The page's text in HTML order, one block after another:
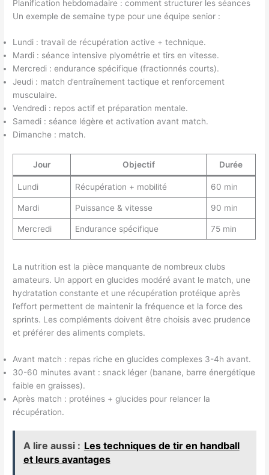
Planification hebdomadaire : comment structurer les séances
Un exemple de semaine type pour une équipe senior :
Lundi : travail de récupération active + technique.
Mardi : séance intensive plyométrie et tirs en vitesse.
Mercredi : endurance spécifique (fractionnés courts).
Jeudi : match d’entraînement tactique et renforcement
musculaire.
Vendredi : repos actif et préparation mentale.
Samedi : séance légère et activation avant match.
Dimanche : match.
Jour Objectif Durée
Lundi Récupération + mobilité 60 min
Mardi Puissance & vitesse 90 min
Mercredi Endurance spécifique 75 min
La nutrition est la pièce manquante de nombreux clubs
amateurs. Un apport en glucides modéré avant le match, une
hydratation constante et une récupération protéique après
l’effort permettent de maintenir la fréquence et la force des
sprints. Les compléments doivent être choisis avec prudence
et préférer des aliments complets.
Avant match : repas riche en glucides complexes 3-4h avant.
30-60 minutes avant : snack léger (banane, barre énergétique
faible en graisses).
Après match : protéines + glucides pour relancer la
récupération.
A lire aussi : Les techniques de tir en handball
et leurs avantages